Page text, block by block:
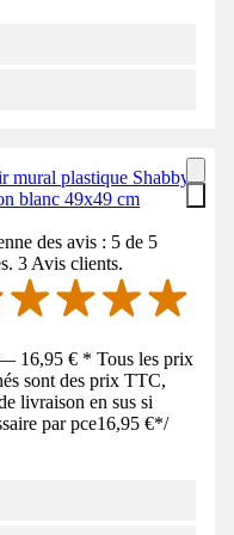
mural plastique Shabby
blanc 49x49 cm
des avis : 5 de 5
3 Avis clients.
16,95 € * Tous les prix
sont des prix TTC,
livraison en sus si
par pce16,95 €*/